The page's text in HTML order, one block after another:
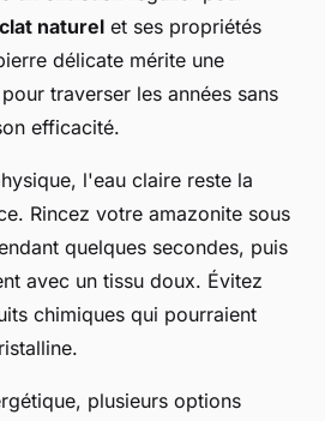
naturel et ses propriétés
délicate mérite une
traverser les années sans
efficacité.
l'eau claire reste la
Rincez votre amazonite sous
quelques secondes, puis
avec un tissu doux. Évitez
chimiques qui pourraient
plusieurs options